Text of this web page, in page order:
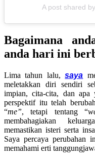
A post shared
Bagaimana
anda hari ini
Lima tahun lalu,saya
meletakkan diri sendiri
impian, cita-cita, dan
perspektif itu telah
“me”, tetapi tentang “
membahagiakan
memastikan isteri serta
Saya percaya perubahan
memahami erti